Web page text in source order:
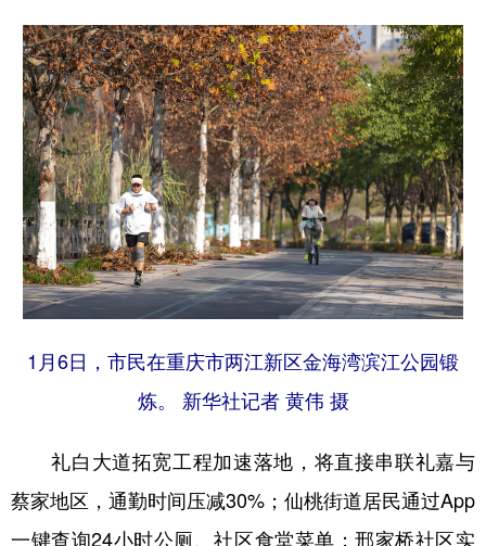
1月6日，市民在重庆市两江新区金海湾滨江公园锻
炼。 新华社记者 黄伟 摄
礼白大道拓宽工程加速落地，将直接串联礼嘉与
蔡家地区，通勤时间压减30%；仙桃街道居民通过App
一键查询24小时公厕、社区食堂菜单；邢家桥社区实